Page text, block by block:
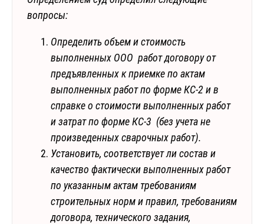
вопросы:
Определить объем и стоимость
выполненных ООО работ договору от
предъявленных к приемке по актам
выполненных работ по форме КС-2 и в
справке о стоимости выполненных работ
и затрат по форме КС-3 (без учета не
произведенных сварочных работ).
Установить, соответствует ли состав и
качество фактически выполненных работ
по указанным актам требованиям
строительных норм и правил, требованиям
договора, технического задания,